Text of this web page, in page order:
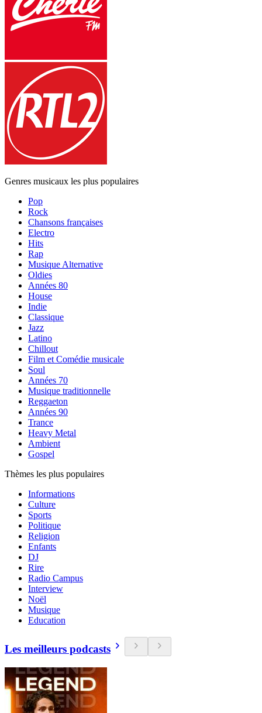
Genres musicaux les plus populaires
Pop
Rock
Chansons françaises
Electro
Hits
Rap
Musique Alternative
Oldies
Années 80
House
Indie
Classique
Jazz
Latino
Chillout
Film et Comédie musicale
Soul
Années 70
Musique traditionnelle
Reggaeton
Années 90
Trance
Heavy Metal
Ambient
Gospel
Thèmes les plus populaires
Informations
Culture
Sports
Politique
Religion
Enfants
DJ
Rire
Radio Campus
Interview
Noël
Musique
Education
Les meilleurs podcasts